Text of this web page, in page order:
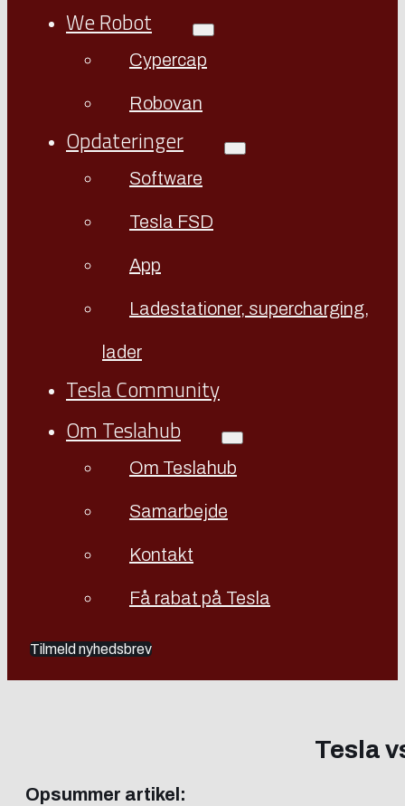
We Robot
Cypercap
Robovan
Opdateringer
Software
Tesla FSD
App
Ladestationer, supercharging,
lader
Tesla Community
Om Teslahub
Om Teslahub
Samarbejde
Kontakt
Få rabat på Tesla
Tilmeld nyhedsbrev
Tesla
Opsummer artikel: